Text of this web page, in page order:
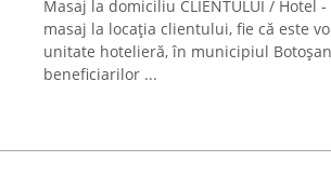
Masaj la domiciliu CLIENTULUI /
masaj la locația clientului, fie că este
unitate hotelieră, în municipiul
beneficiarilor ...